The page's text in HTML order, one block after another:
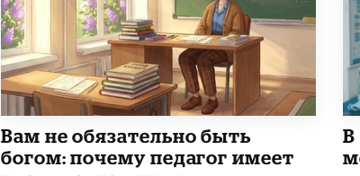
​Вам не обязательно быть
богом: почему педагог имеет
В